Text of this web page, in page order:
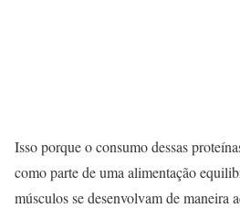
Isso porque o consumo dessas
como parte de uma alimentação
músculos se desenvolvam de maneira